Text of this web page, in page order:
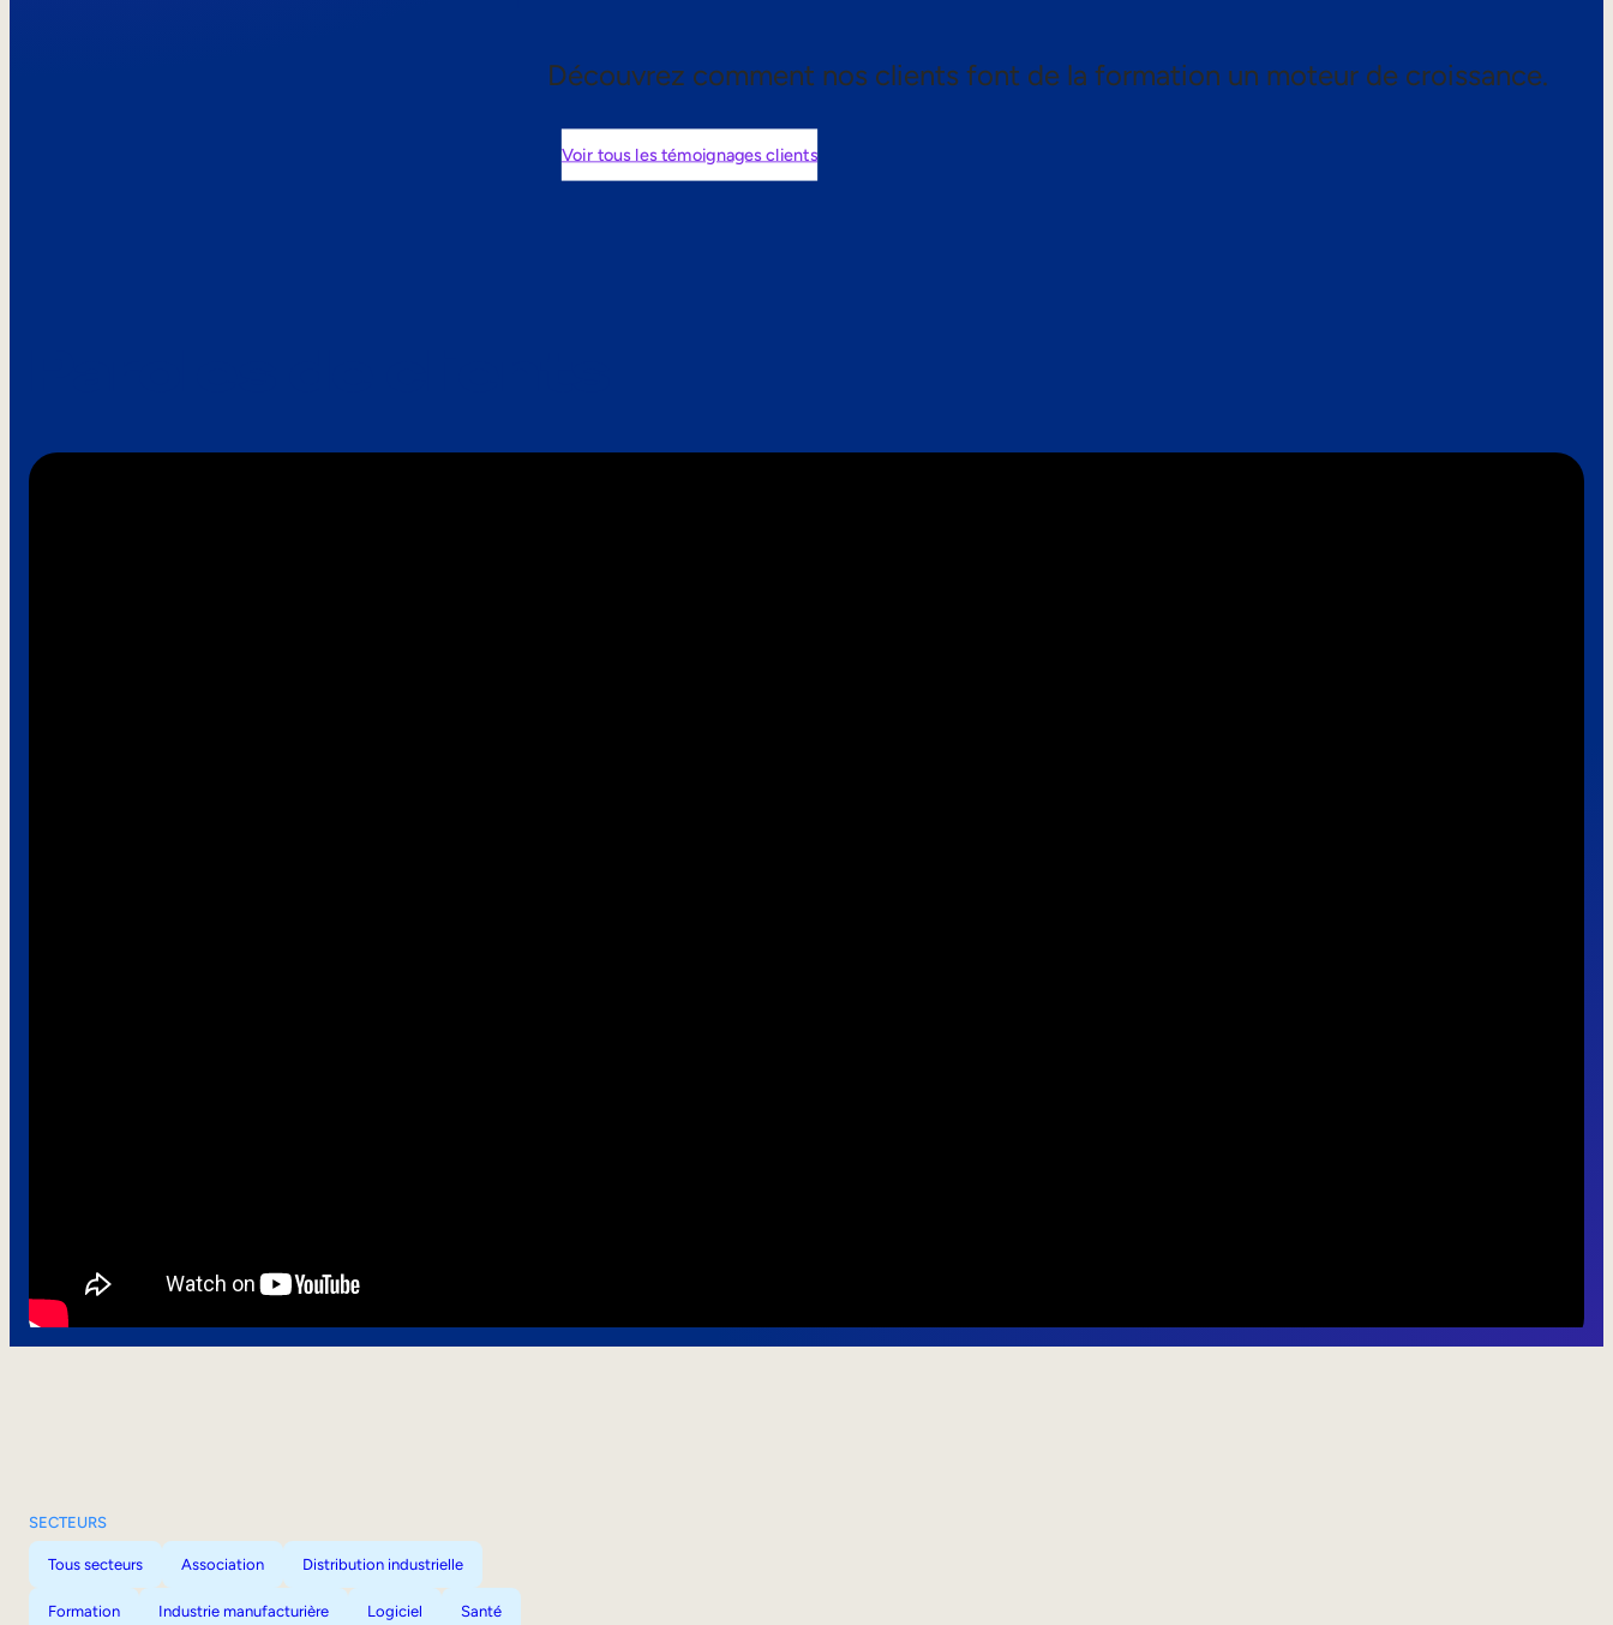
Découvrez comment nos clients font de la formation un moteur de croissance.
Voir tous les témoignages clients
SECTEURS
Tous secteurs Association Distribution industrielle
Formation Industrie manufacturière Logiciel Santé